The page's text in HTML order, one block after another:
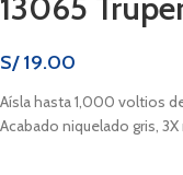
13065
S/19.00
Aísla hasta 1,000 voltios
Acabado niquelado gris,